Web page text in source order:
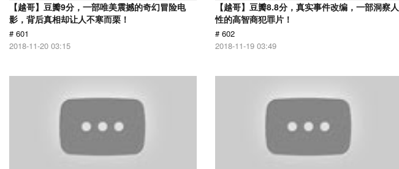
【越哥】豆瓣9分，一部唯美震撼的奇幻冒险电
影，背后真相却让人不寒而栗！
# 601
2018-11-20 03:15
【越哥】豆瓣8.8分，真实事件改编，一部洞察人
性的高智商犯罪片！
# 602
2018-11-19 03:49